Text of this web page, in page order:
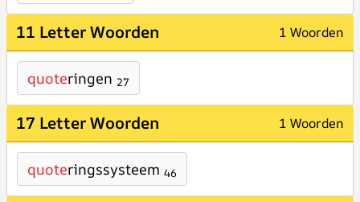
11 Letter Woorden 1 Woorden
quoteringen 27
17 Letter Woorden 1 Woorden
quoteringssysteem 46